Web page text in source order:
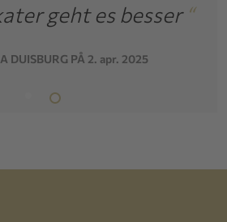
geht es besser “
DUISBURG PÅ 2. apr. 2025